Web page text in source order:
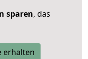
sparen, das
erhalten